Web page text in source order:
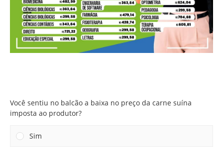
Você sentiu no balcão a baixa no preço da carne suína
imposta ao produtor?
Sim